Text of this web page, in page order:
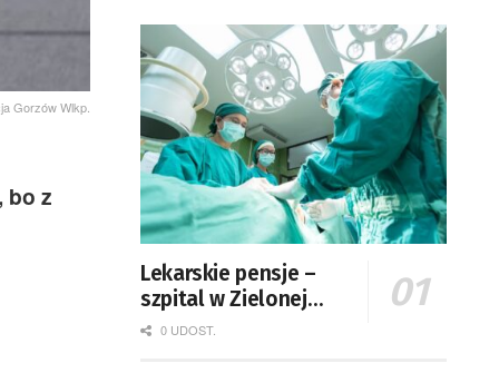
Gorzów Wlkp.
bo z
Lekarskie pensje –
szpital w Zielonej
Górze podaje dane
0 UDOST.